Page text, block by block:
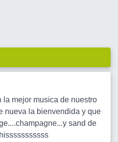
mejor musica de nuestro
nueva la bienvendida y que
sand de